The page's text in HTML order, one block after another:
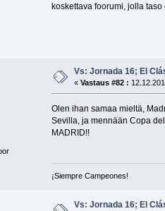
koskettava foorumi, jolla
Vs: Jornada 16; El
«Vastaus #82 :
Olen ihan samaa mieltä,
Sevilla, ja mennään Copa
MADRID!!
¡Siempre Campeones!
Vs: Jornada 16; El